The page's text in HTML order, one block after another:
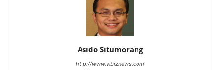
Asido Situmorang
http://www.vibiznews.com